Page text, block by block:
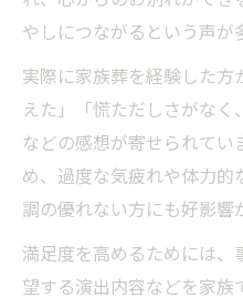
やしにつながるという声が
実際に家族葬を経験した
えた」「慌ただしさがなく
などの感想が寄せられて
め、過度な気疲れや体力
調の優れない方にも好影響
満足度を高めるためには
望する演出内容などを家